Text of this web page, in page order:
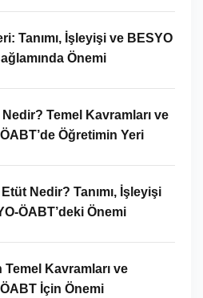
Tanımı, İşleyişi ve BESYO
Önemi
Temel Kavramları ve
Öğretimin Yeri
Nedir? Tanımı, İşleyişi
ÖABT’deki Önemi
Temel Kavramları ve
İçin Önemi